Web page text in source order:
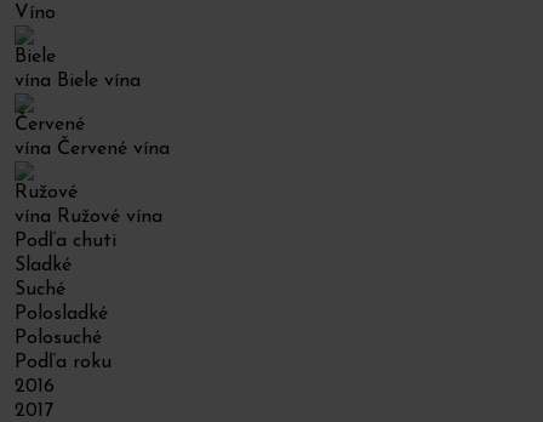
Víno
Biele vína
Červené vína
Ružové vína
Podľa chuti
Sladké
Suché
Polosladké
Polosuché
Podľa roku
2016
2017